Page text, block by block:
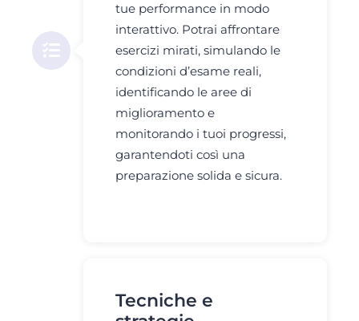
tue performance in modo
interattivo. Potrai affrontare
esercizi mirati, simulando le
condizioni d’esame reali,
identificando le aree di
miglioramento e
monitorando i tuoi progressi,
garantendoti così una
preparazione solida e sicura.
Tecniche e